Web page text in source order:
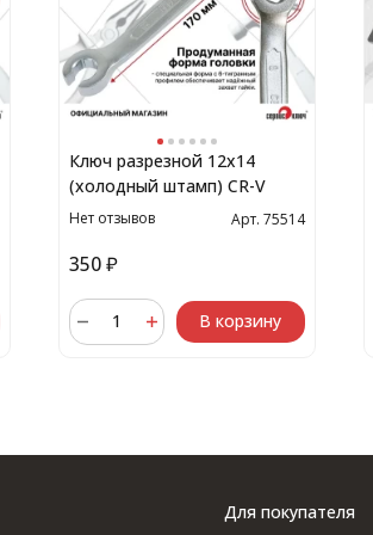
Ключ разрезной 12х14
(холодный штамп) CR-V
Нет отзывов Арт. 75514
350₽
В корзину
Для покупателя